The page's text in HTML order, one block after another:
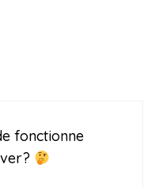
fonctionne